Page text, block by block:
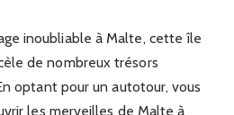
inoubliable à Malte, cette île
de nombreux trésors
optant pour un autotour, vous
les merveilles de Malte à